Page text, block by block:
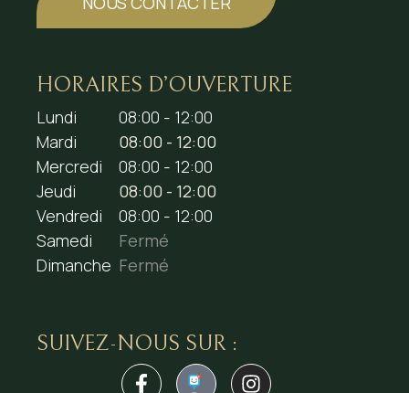
HORAIRES D’OUVERTURE
Lundi
08:00 - 12:00
Mardi
08:00 - 12:00
Mercredi
08:00 - 12:00
Jeudi
08:00 - 12:00
Vendredi
08:00 - 12:00
Samedi
Fermé
Dimanche Fermé
SUIVEZ-NOUS SUR :
1